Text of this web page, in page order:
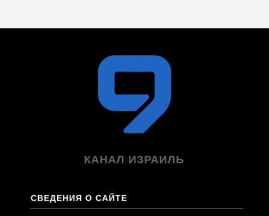
КАНАЛ ИЗРАИЛЬ
СВЕДЕНИЯ О САЙТЕ